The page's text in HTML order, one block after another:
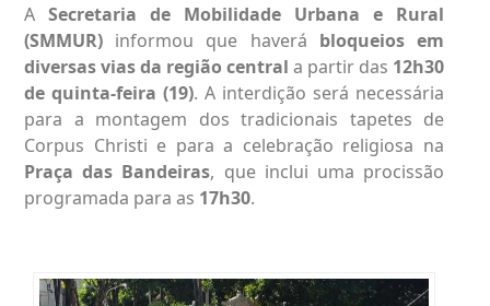
A Secretaria de Mobilidade Urbana e Rural
(SMMUR) informou que haverá bloqueios em
diversas vias da região central a partir das 12h30
de quinta-feira (19). A interdição será necessária
para a montagem dos tradicionais tapetes de
Corpus Christi e para a celebração religiosa na
Praça das Bandeiras, que inclui uma procissão
programada para as 17h30.